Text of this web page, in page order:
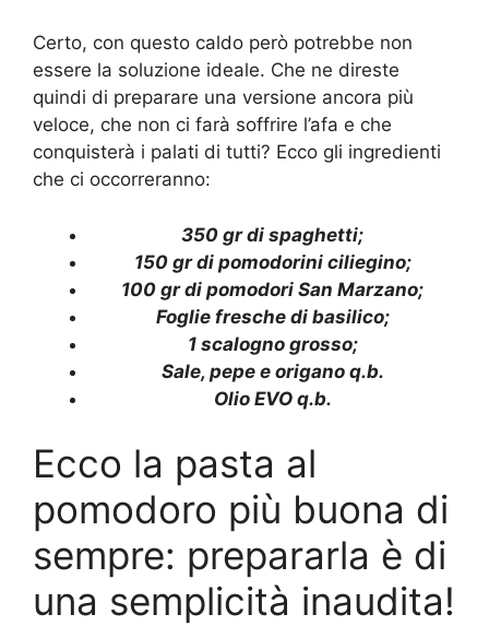
Certo, con questo caldo però potrebbe non
essere la soluzione ideale. Che ne direste
quindi di preparare una versione ancora più
veloce, che non ci farà soffrire l’afa e che
conquisterà i palati di tutti? Ecco gli ingredienti
che ci occorreranno:
350 gr di spaghetti;
150 gr di pomodorini ciliegino;
100 gr di pomodori San Marzano;
Foglie fresche di basilico;
1 scalogno grosso;
Sale, pepe e origano q.b.
Olio EVO q.b.
Ecco la pasta al
pomodoro più buona di
sempre: prepararla è di
una semplicità inaudita!